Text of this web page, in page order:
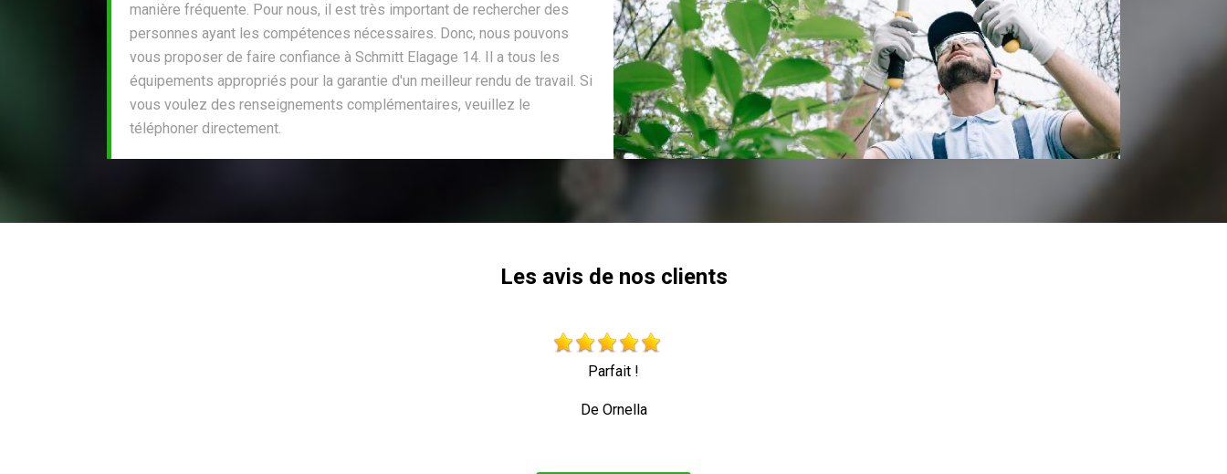
manière fréquente. Pour nous, il est très important de rechercher des
personnes ayant les compétences nécessaires. Donc, nous pouvons
vous proposer de faire confiance à Schmitt Elagage 14. Il a tous les
équipements appropriés pour la garantie d'un meilleur rendu de travail. Si
vous voulez des renseignements complémentaires, veuillez le
téléphoner directement.
Les avis de nos clients
Parfait !
De Ornella